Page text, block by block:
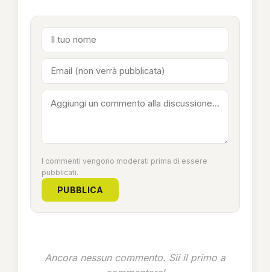
I commenti vengono moderati prima di essere
pubblicati.
PUBBLICA
Ancora nessun commento. Sii il primo a